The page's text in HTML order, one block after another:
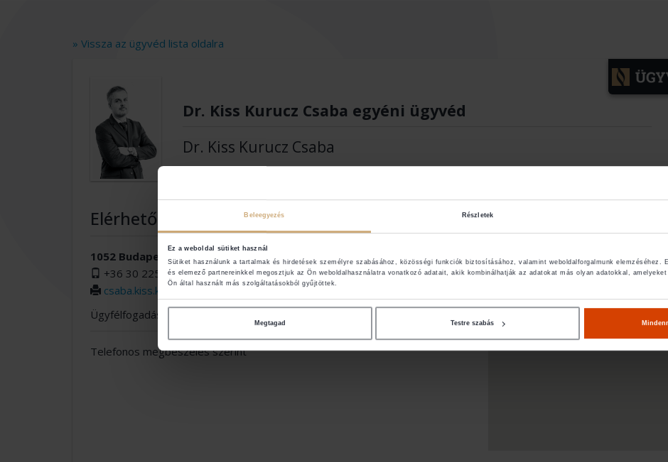
Beleegyezés Részletek
Ez a weboldal sütiket használ
Sütiket használunk a tartalmak és hirdetések személyre szabásához, közösségi funkciók biztosításához, valamint weboldalforgalmunk elemzéséhez.
és elemező partnereinkkel megosztjuk az Ön weboldalhasználatra vonatkozó adatait, akik kombinálhatják az adatokat más olyan adatokkal,
Ön által használt más szolgáltatásokból gyűjtöttek.
Megtagad Testre szabás
» Vissza az ügyvéd lista oldalra
Dr. Kiss Kurucz Csaba egyéni ügyvéd
Dr. Kiss Kurucz Csaba
Elérhetőségek
1052 Budapest Bécsi utca 5.
+36 30 225 1547
csaba.kiss.kurucz@avocat.hu
Ügyfélfogadás
Telefonos megbeszélés szerint